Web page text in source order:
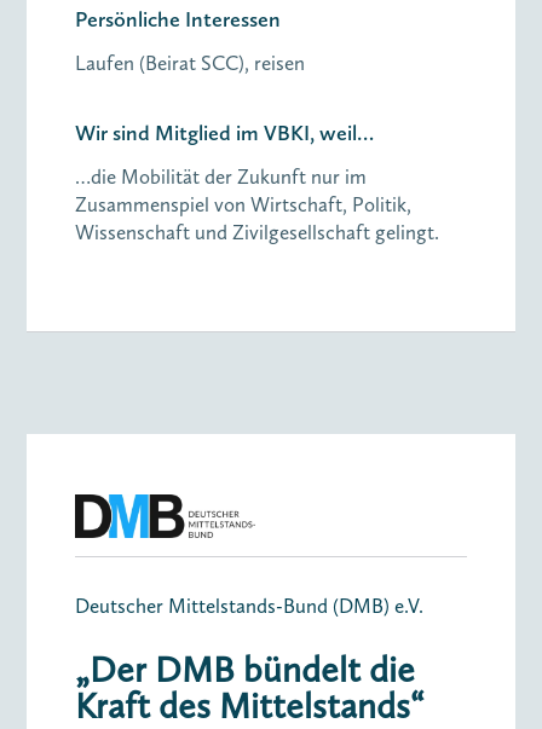
Persönliche Interessen
Laufen (Beirat SCC), reisen
Wir sind Mitglied im VBKI, weil…
…die Mobilität der Zukunft nur im
Zusammenspiel von Wirtschaft, Politik,
Wissenschaft und Zivilgesellschaft gelingt.
Deutscher Mittelstands-Bund (DMB) e.V.
„Der DMB bündelt die
Kraft des Mittelstands“